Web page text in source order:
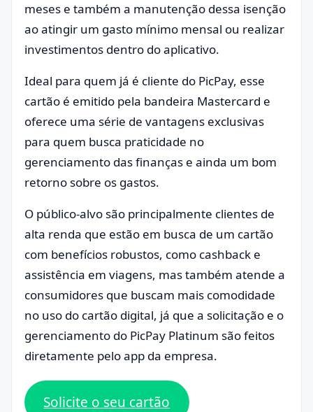
meses e também a manutenção dessa isenção
ao atingir um gasto mínimo mensal ou realizar
investimentos dentro do aplicativo.
Ideal para quem já é cliente do PicPay, esse
cartão é emitido pela bandeira Mastercard e
oferece uma série de vantagens exclusivas
para quem busca praticidade no
gerenciamento das finanças e ainda um bom
retorno sobre os gastos.
O público-alvo são principalmente clientes de
alta renda que estão em busca de um cartão
com benefícios robustos, como cashback e
assistência em viagens, mas também atende a
consumidores que buscam mais comodidade
no uso do cartão digital, já que a solicitação e o
gerenciamento do PicPay Platinum são feitos
diretamente pelo app da empresa.
Solicite o seu cartão